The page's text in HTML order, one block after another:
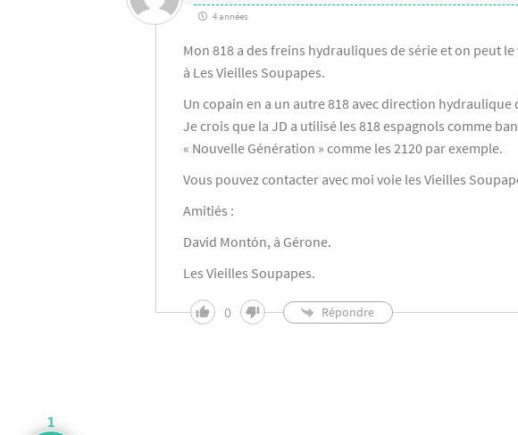
4 années
Mon 818 a des freins hydrauliques de série et on peut
à Les Vieilles Soupapes.
Un copain en a un autre 818 avec direction hydraulique
Je crois que la JD a utilisé les 818 espagnols comme
« Nouvelle Génération » comme les 2120 par exemple.
Vous pouvez contacter avec moi voie les Vieilles
Amitiés :
David Montón, à Gérone.
Les Vieilles Soupapes.
0 Répondre
1